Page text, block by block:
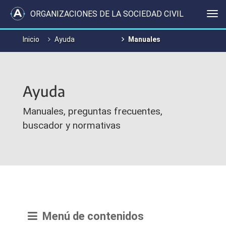
ORGANIZACIONES DE LA SOCIEDAD CIVIL
Inicio Ayuda Manuales
Ayuda
Manuales, preguntas frecuentes,
buscador y normativas
Menú de contenidos